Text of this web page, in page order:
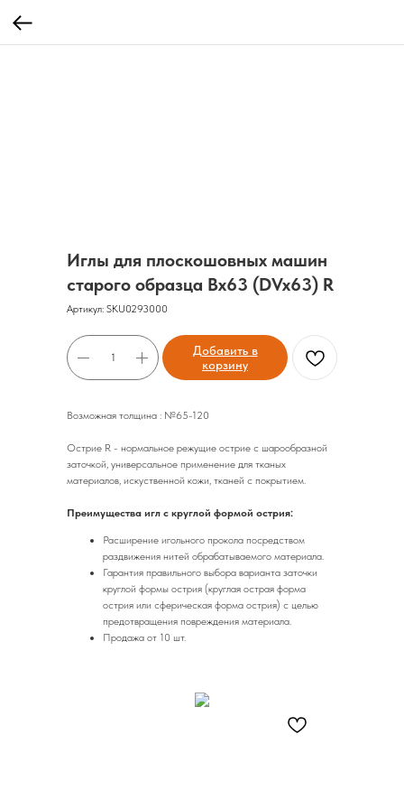
Иглы для плоскошовных машин
старого образца Bx63 (DVx63) R
Артикул: SKU0293000
Добавить в
корзину
Возможная толщина : №65-120
Острие R - нормальное режущие острие с шарообразной
заточкой, универсальное применение для тканых
материалов, искуственной кожи, тканей с покрытием.
Преимущества игл с круглой формой острия:
Расширение игольного прокола посредством
раздвижения нитей обрабатываемого материала.
Гарантия правильного выбора варианта заточки
круглой формы острия (круглая острая форма
острия или сферическая форма острия) с целью
предотвращения повреждения материала.
Продажа от 10 шт.